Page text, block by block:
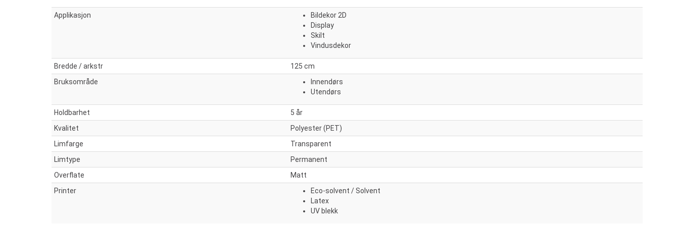
Applikasjon
Bildekor 2D
Display
Skilt
Vindusdekor
Bredde / arkstr
125 cm
Bruksområde
Innendørs
Utendørs
Holdbarhet
5 år
Kvalitet
Polyester (PET)
Limfarge
Transparent
Limtype
Permanent
Overflate
Matt
Printer
Eco-solvent / Solvent
Latex
UV blekk